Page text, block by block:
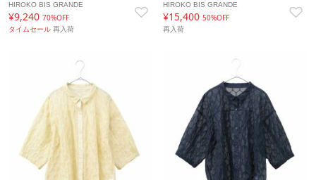
HIROKO BIS GRANDE
¥9,240 70%OFF
タイムセール 再入荷
HIROKO BIS GRANDE
¥15,40050%OFF
再入荷